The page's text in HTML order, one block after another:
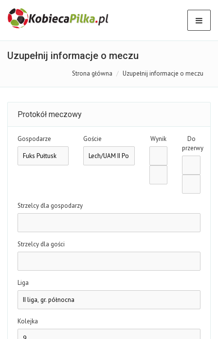
Uzupełnij informacje o meczu
Strona główna Uzupełnij informacje o meczu
Protokół meczowy
Gospodarze Goście Wynik
Do
przerwy
Strzelcy dla gospodarzy
Strzelcy dla gości
Liga
Kolejka